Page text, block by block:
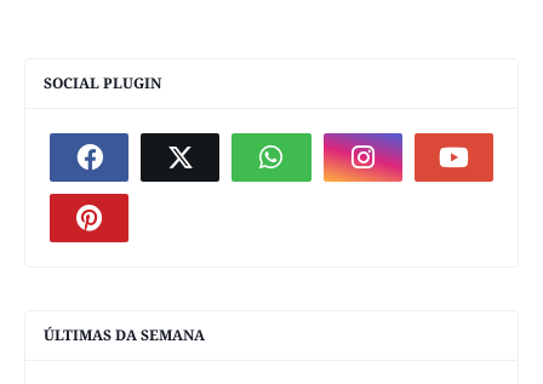
SOCIAL PLUGIN
ÚLTIMAS DA SEMANA